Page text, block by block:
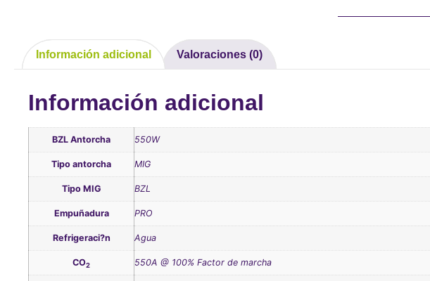
Información adicional Valoraciones (0)
Información adicional
BZL Antorcha 550W
Tipo antorcha MIG
Tipo MIG BZL
Empuñadura PRO
Refrigeraci?n Agua
CO2 550A @ 100% Factor de marcha